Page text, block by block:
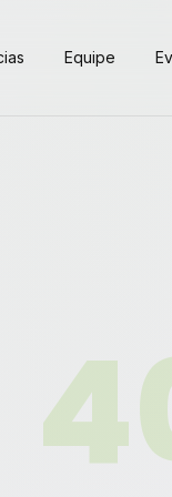
Equipe